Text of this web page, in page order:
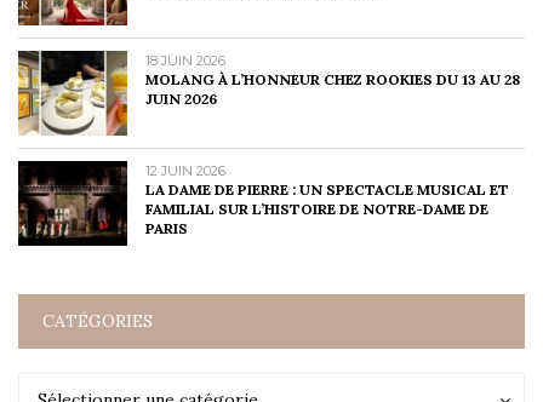
18 JUIN 2026
MOLANG À L’HONNEUR CHEZ ROOKIES DU 13 AU 28
JUIN 2026
12 JUIN 2026
LA DAME DE PIERRE : UN SPECTACLE MUSICAL ET
FAMILIAL SUR L’HISTOIRE DE NOTRE-DAME DE
PARIS
CATÉGORIES
Catégories